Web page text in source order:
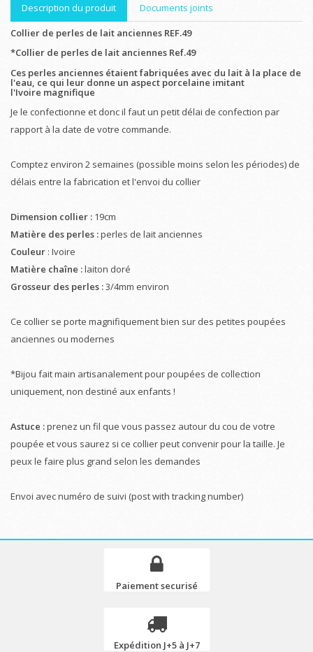
Description du produit
Documents joints
Collier de perles de lait anciennes REF.49
*Collier de perles de lait anciennes Ref.49
Ces perles anciennes étaient fabriquées avec du lait à la place de
l'eau, ce qui leur donne un aspect porcelaine imitant
l'Ivoire magnifique
Je le confectionne et donc il faut un petit délai de confection par
rapport à la date de votre commande.
Comptez environ 2 semaines (possible moins selon les périodes) de
délais entre la fabrication et l'envoi du collier
Dimension collier : 19cm
Matière des perles :perles de lait anciennes
Couleur : Ivoire
Matière chaîne :laiton doré
Grosseur des perles :3/4mm environ
Ce collier se porte magnifiquement bien sur des petites poupées
anciennes ou modernes
*Bijou fait main artisanalement pour poupées de collection
uniquement, non destiné aux enfants !
Astuce :prenez un fil que vous passez autour du cou de votre
poupée et vous saurez si ce collier peut convenir pour la taille. Je
peux le faire plus grand selon les demandes
Envoi avec numéro de suivi (post with tracking number)
Paiement securisé
Expédition J+5 à J+7